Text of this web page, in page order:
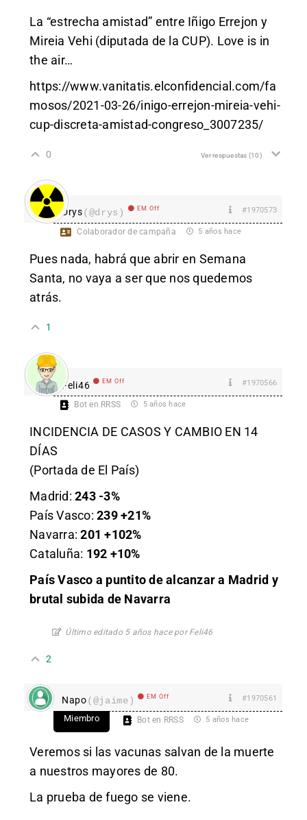
La “estrecha amistad” entre Iñigo Errejon y
Mireia Vehi (diputada de la CUP). Love is in
the air…
https://www.vanitatis.elconfidencial.com/fa
mosos/2021-03-26/inigo-errejon-mireia-vehi-
cup-discreta-amistad-congreso_3007235/
0 Ver respuestas (10)
Drys(@drys) EM Off #1970573
Colaborador de campaña 5 años hace
Pues nada, habrá que abrir en Semana
Santa, no vaya a ser que nos quedemos
atrás.
1
Feli46 EM Off #1970566
Bot en RRSS 5 años hace
INCIDENCIA DE CASOS Y CAMBIO EN 14
DÍAS
(Portada de El País)
Madrid: 243 -3%
País Vasco: 239 +21%
Navarra:201 +102%
Cataluña: 192 +10%
País Vasco a puntito de alcanzar a Madrid y
brutal subida de Navarra
Último editado 5 años hace por Feli46
2
Napo(@jaime) EM Off #1970561
Miembro Bot en RRSS 5 años hace
Veremos si las vacunas salvan de la muerte
a nuestros mayores de 80.
La prueba de fuego se viene.